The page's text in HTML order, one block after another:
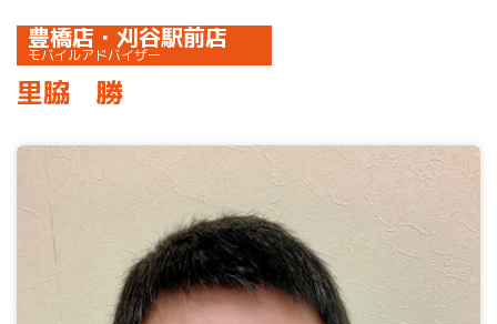
豊橋店・刈谷駅前店
モバイルアドバイザー
里脇 勝